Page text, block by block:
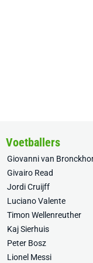
Voetballers
Giovanni van
Givairo Read
Jordi Cruijff
Luciano Valente
Timon Wellenreuther
Kaj Sierhuis
Peter Bosz
Lionel Messi